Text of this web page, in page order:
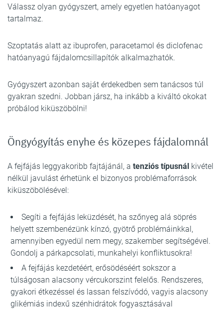
Válassz olyan gyógyszert, amely egyetlen hatóanyagot
tartalmaz.
Szoptatás alatt az ibuprofen, paracetamol és diclofenac
hatóanyagú fájdalomcsillapítók alkalmazhatók.
Gyógyszert azonban saját érdekedben sem tanácsos túl
gyakran szedni. Jobban jársz, ha inkább a kiváltó okokat
próbálod kiküszöbölni!
Öngyógyítás enyhe és közepes fájdalomnál
A fejfájás leggyakoribb fajtájánál, a tenziós típusnál kivétel
nélkül javulást érhetünk el bizonyos problémaforrások
kiküszöbölésével:
Segíti a fejfájás leküzdését, ha szőnyeg alá söprés
helyett szembenézünk kínzó, gyötrő problémáinkkal,
amennyiben egyedül nem megy, szakember segítségével.
Gondolj a párkapcsolati, munkahelyi konfliktusokra!
A fejfájás kezdetéért, erősödéséért sokszor a
túlságosan alacsony vércukorszint felelős. Rendszeres,
gyakori étkezéssel és lassan felszívódó, vagyis alacsony
glikémiás indexű szénhidrátok fogyasztásával